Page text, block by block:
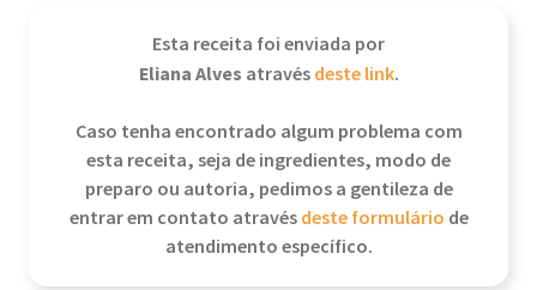
Esta receita foi enviada por
Eliana Alves atravésdeste link.
Caso tenha encontrado algum problema com
esta receita, seja de ingredientes, modo de
preparo ou autoria, pedimos a gentileza de
entrar em contato atravésdeste formulário de
atendimento específico.